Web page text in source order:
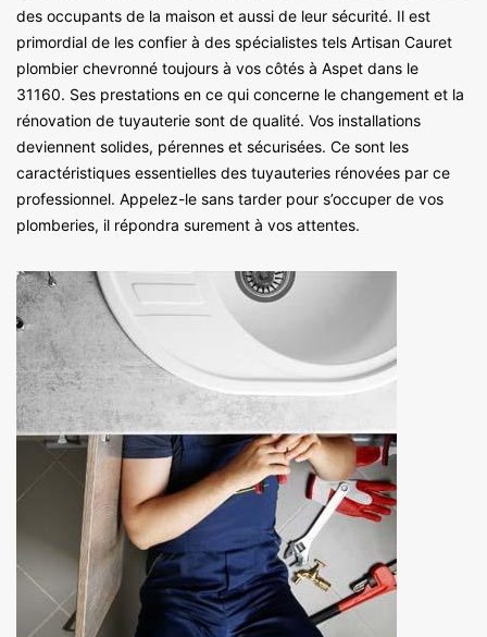
des occupants de la maison et aussi de leur sécurité. Il est
primordial de les confier à des spécialistes tels Artisan Cauret
plombier chevronné toujours à vos côtés à Aspet dans le
31160. Ses prestations en ce qui concerne le changement et la
rénovation de tuyauterie sont de qualité. Vos installations
deviennent solides, pérennes et sécurisées. Ce sont les
caractéristiques essentielles des tuyauteries rénovées par ce
professionnel. Appelez-le sans tarder pour s’occuper de vos
plomberies, il répondra surement à vos attentes.